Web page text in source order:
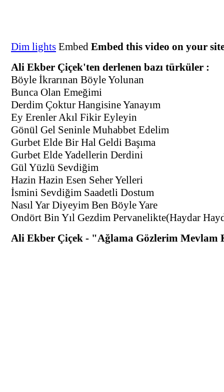
Dim lights Embed Embed this video on your
Ali Ekber Çiçek'ten derlenen bazı türküler :
Böyle İkrarınan Böyle Yolunan
Bunca Olan Emeğimi
Derdim Çoktur Hangisine Yanayım
Ey Erenler Akıl Fikir Eyleyin
Gönül Gel Seninle Muhabbet Edelim
Gurbet Elde Bir Hal Geldi Başıma
Gurbet Elde Yadellerin Derdini
Gül Yüzlü Sevdiğim
Hazin Hazin Esen Seher Yelleri
İsmini Sevdiğim Saadetli Dostum
Nasıl Yar Diyeyim Ben Böyle Yare
Ondört Bin Yıl Gezdim Pervanelikte(Haydar
Ali Ekber Çiçek - "Ağlama Gözlerim